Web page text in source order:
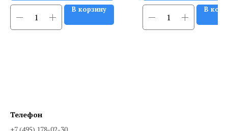
В корзину В
Телефон